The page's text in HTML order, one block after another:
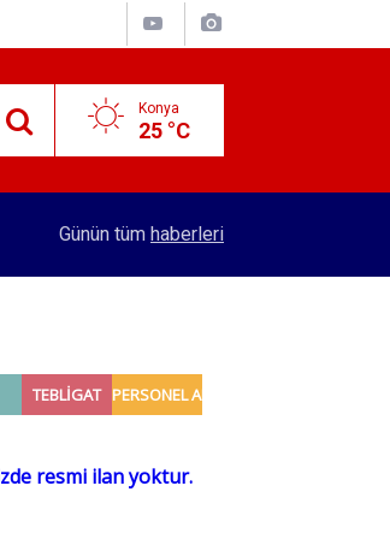
Konya
25 °C
Gaziantep'te deprem!
Günün tüm haberleri